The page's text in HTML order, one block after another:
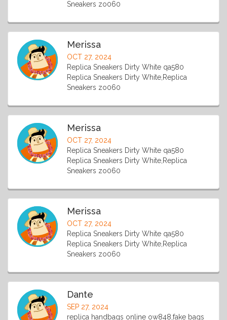
Sneakers zo060
Merissa
OCT 27, 2024
Replica Sneakers Dirty White qa580
Replica Sneakers Dirty White,Replica
Sneakers zo060
Merissa
OCT 27, 2024
Replica Sneakers Dirty White qa580
Replica Sneakers Dirty White,Replica
Sneakers zo060
Merissa
OCT 27, 2024
Replica Sneakers Dirty White qa580
Replica Sneakers Dirty White,Replica
Sneakers zo060
Dante
SEP 27, 2024
replica handbags online ow848,fake bags